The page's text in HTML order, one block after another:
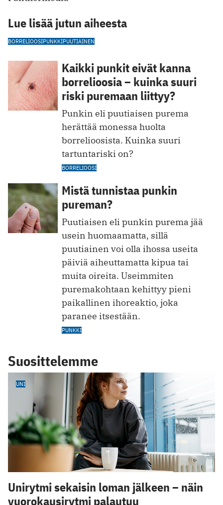
Lue lisää jutun aiheesta
BORRELIOOSIPUNKKIPUUTIAINEN
Kaikki punkit eivät kanna
borrelioosia – kuinka suuri
riski puremaan liittyy?
Punkin eli puutiaisen purema
herättää monessa huolta
borrelioosista. Kuinka suuri
tartuntariski on?
BORRELIOOSI
Mistä tunnistaa punkin
pureman?
Puutiaisen eli punkin purema jää
usein huomaamatta, sillä
puutiainen voi olla ihossa useita
päiviä aiheuttamatta kipua tai
muita oireita. Useimmiten
puremakohtaan kehittyy pieni
paikallinen ihoreaktio, joka
paranee itsestään.
PUNKKI
Suosittelemme
UNI
Unirytmi sekaisin loman jälkeen – näin
vuorokausirytmi palautuu